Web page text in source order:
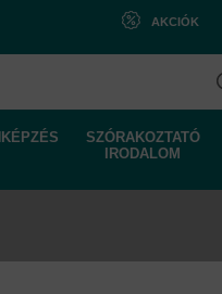
AKCIÓK
SZÓRAKOZTATÓ
IRODALOM